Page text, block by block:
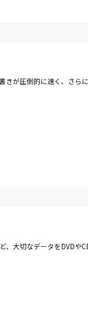
が圧倒的に速く、さら
大切なデータをDVDや